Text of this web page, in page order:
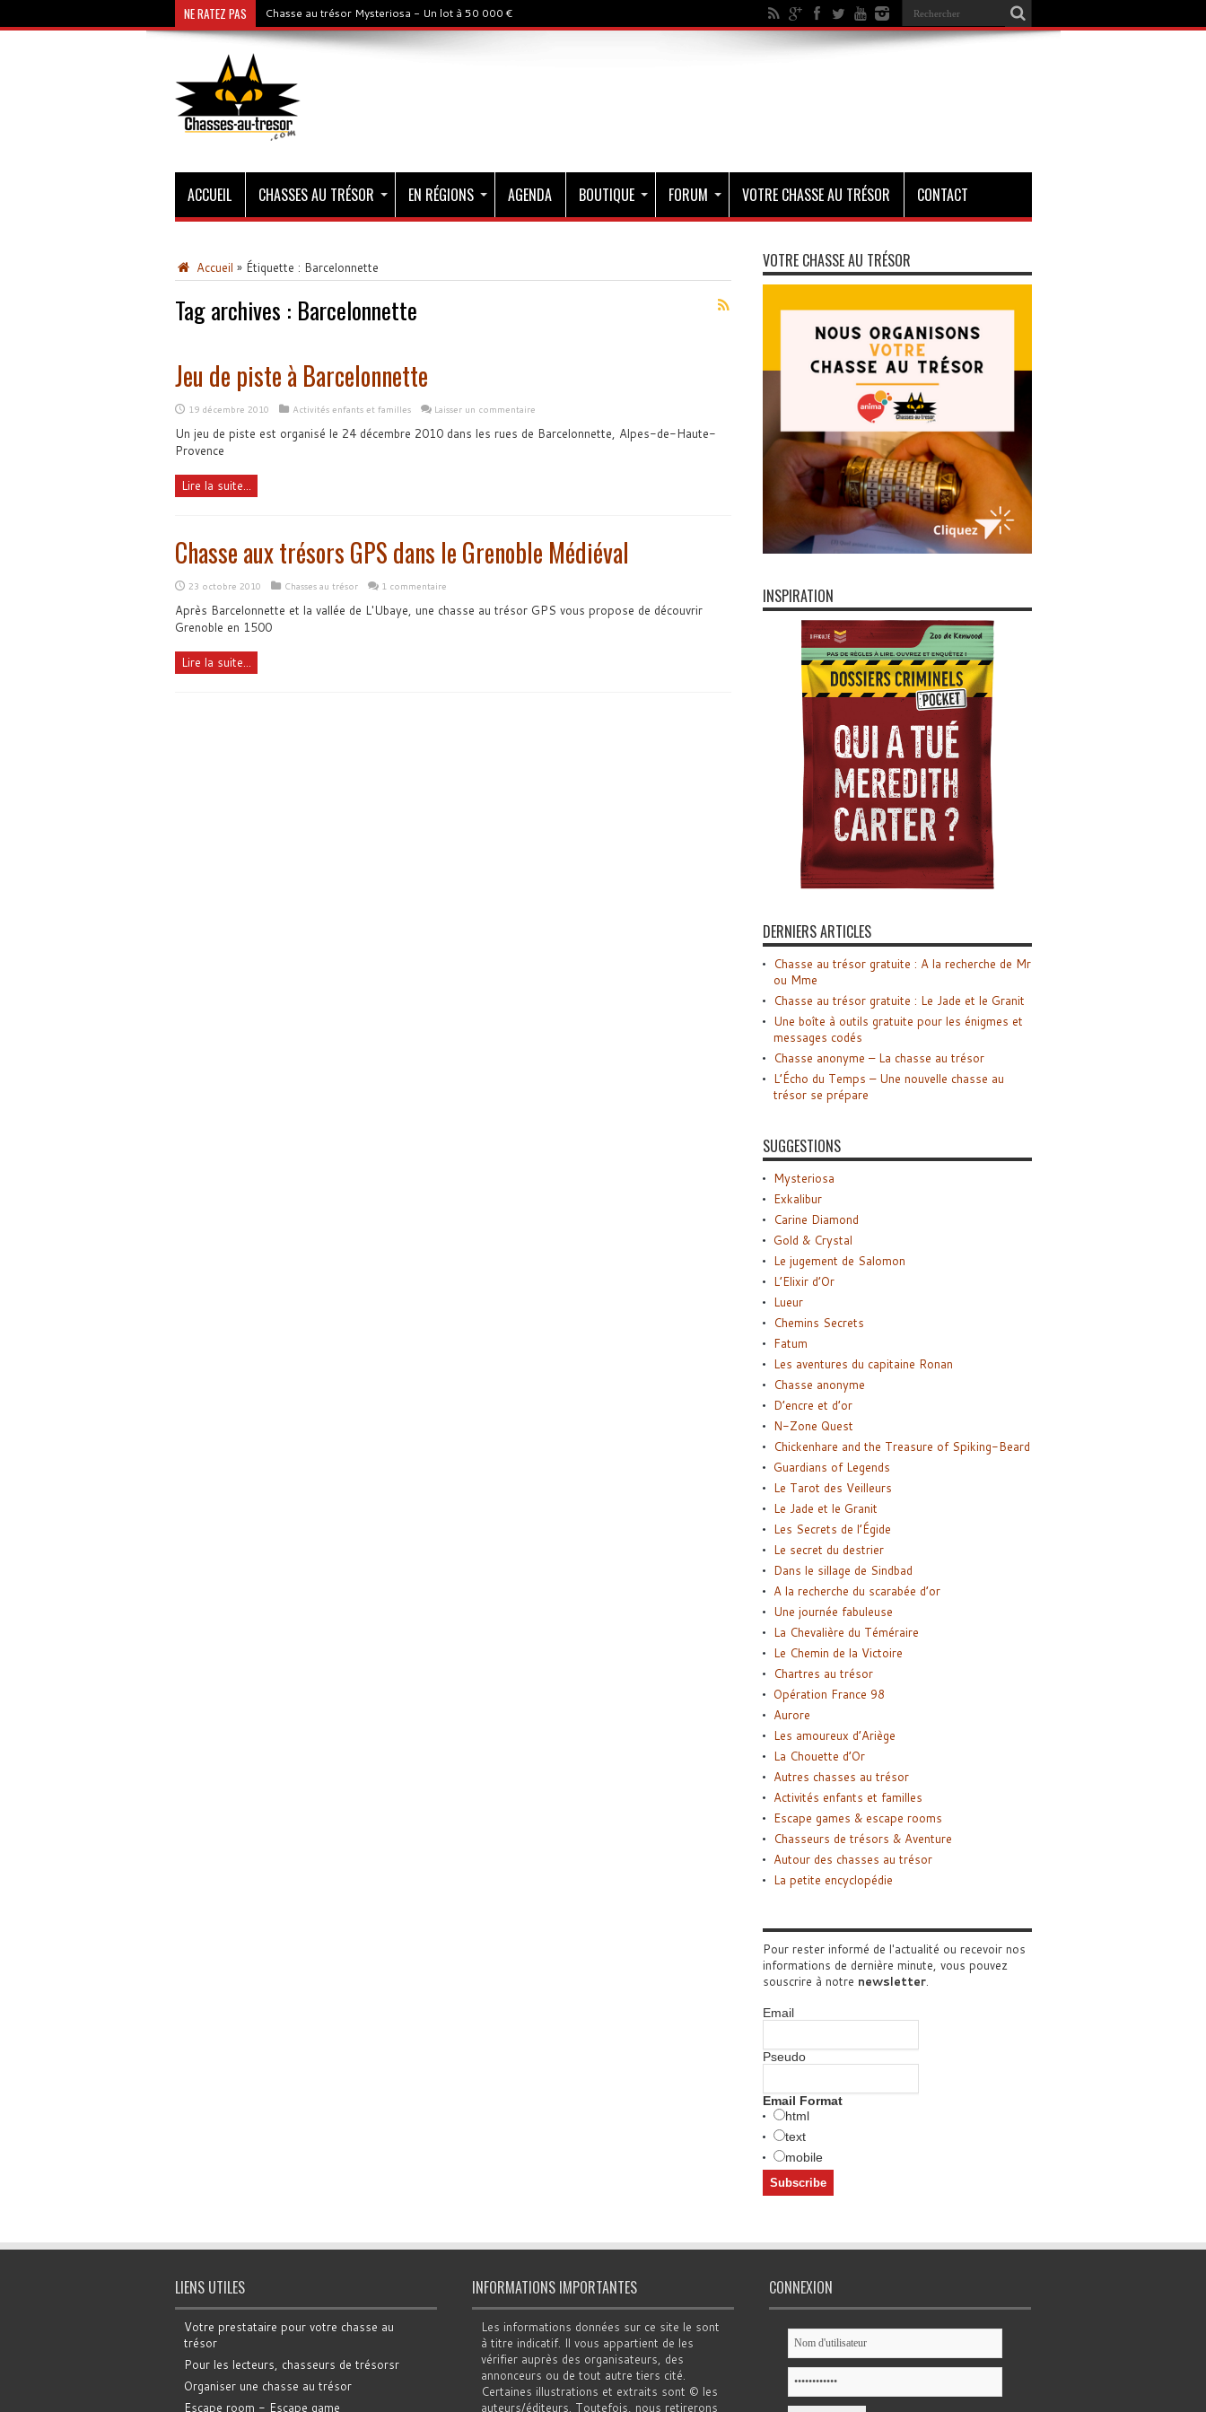
NE RATEZ PAS Chasse au trésor Mysteriosa - Un lot à 50 000 €
ACCUEIL CHASSES AU TRÉSOR EN RÉGIONS AGENDA BOUTIQUE FORUM VOTRE CHASSE AU TRÉSOR CONTACT
Accueil » Étiquette : Barcelonnette
Tag archives : Barcelonnette
Jeu de piste à Barcelonnette
19 décembre 2010 Activités enfants et familles Laisser un commentaire
Un jeu de piste est organisé le 24 décembre 2010 dans les rues de Barcelonnette, Alpes-de-Haute-
Provence
Lire la suite...
Chasse aux trésors GPS dans le Grenoble Médiéval
23 octobre 2010 Chasses au trésor 1 commentaire
Après Barcelonnette et la vallée de L'Ubaye, une chasse au trésor GPS vous propose de découvrir
Grenoble en 1500
Lire la suite...
VOTRE CHASSE AU TRÉSOR
INSPIRATION
DERNIERS ARTICLES
Chasse au trésor gratuite : A la recherche de Mr
ou Mme
Chasse au trésor gratuite : Le Jade et le Granit
Une boîte à outils gratuite pour les énigmes et
messages codés
Chasse anonyme – La chasse au trésor
L’Écho du Temps – Une nouvelle chasse au
trésor se prépare
SUGGESTIONS
Mysteriosa
Exkalibur
Carine Diamond
Gold & Crystal
Le jugement de Salomon
L’Elixir d’Or
Lueur
Chemins Secrets
Fatum
Les aventures du capitaine Ronan
Chasse anonyme
D’encre et d’or
N-Zone Quest
Chickenhare and the Treasure of Spiking-Beard
Guardians of Legends
Le Tarot des Veilleurs
Le Jade et le Granit
Les Secrets de l’Égide
Le secret du destrier
Dans le sillage de Sindbad
A la recherche du scarabée d’or
Une journée fabuleuse
La Chevalière du Téméraire
Le Chemin de la Victoire
Chartres au trésor
Opération France 98
Aurore
Les amoureux d’Ariège
La Chouette d’Or
Autres chasses au trésor
Activités enfants et familles
Escape games & escape rooms
Chasseurs de trésors & Aventure
Autour des chasses au trésor
La petite encyclopédie
Pour rester informé de l'actualité ou recevoir nos
informations de dernière minute, vous pouvez
souscrire à notre newsletter.
Email
Pseudo
Email Format
html
text
mobile
LIENS UTILES
Votre prestataire pour votre chasse au
trésor
Pour les lecteurs, chasseurs de trésorsr
Organiser une chasse au trésor
Escape room - Escape game
INFORMATIONS IMPORTANTES
Les informations données sur ce site le sont
à titre indicatif. Il vous appartient de les
vérifier auprès des organisateurs, des
annonceurs ou de tout autre tiers cité.
Certaines illustrations et extraits sont © les
auteurs/éditeurs. Toutefois, nous retirerons
CONNEXION